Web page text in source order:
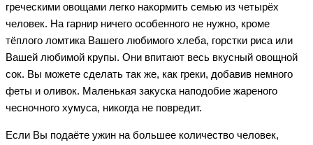
греческими овощами легко накормить семью из четырёх
человек. На гарнир ничего особенного не нужно, кроме
тёплого ломтика Вашего любимого хлеба, горстки риса или
Вашей любимой крупы. Они впитают весь вкусный овощной
сок. Вы можете сделать так же, как греки, добавив немного
феты и оливок. Маленькая закуска наподобие жареного
чесночного хумуса, никогда не повредит.
Если Вы подаёте ужин на большее количество человек,